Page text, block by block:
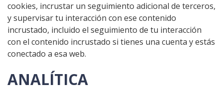
cookies, incrustar un seguimiento adicional de terceros,
y supervisar tu interacción con ese contenido
incrustado, incluido el seguimiento de tu interacción
con el contenido incrustado si tienes una cuenta y estás
conectado a esa web.
ANALÍTICA